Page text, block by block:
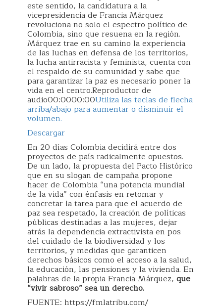
este sentido, la candidatura a la
vicepresidencia de Francia Márquez
revoluciona no solo el espectro político de
Colombia, sino que resuena en la región.
Márquez trae en su camino la experiencia
de las luchas en defensa de los territorios,
la lucha antirracista y feminista, cuenta con
el respaldo de su comunidad y sabe que
para garantizar la paz es necesario poner la
vida en el centro.Reproductor de
audio00:0000:00Utiliza las teclas de flecha
arriba/abajo para aumentar o disminuir el
volumen.
Descargar
En 20 días Colombia decidirá entre dos
proyectos de país radicalmente opuestos.
De un lado, la propuesta del Pacto Histórico
que en su slogan de campaña propone
hacer de Colombia “una potencia mundial
de la vida” con énfasis en retomar y
concretar la tarea para que el acuerdo de
paz sea respetado, la creación de políticas
públicas destinadas a las mujeres, dejar
atrás la dependencia extractivista en pos
del cuidado de la biodiversidad y los
territorios, y medidas que garanticen
derechos básicos como el acceso a la salud,
la educación, las pensiones y la vivienda. En
palabras de la propia Francia Márquez, que
“vivir sabroso” sea un derecho.
FUENTE: https://fmlatribu.com/